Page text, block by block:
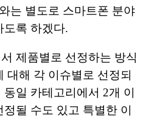
는 별도로 스마트폰 분야
도록 하겠다.
제품별로 선정하는 방식
대해 각 이슈별로 선정되
일 카테고리에서 2개 이
될 수도 있고 특별한 이